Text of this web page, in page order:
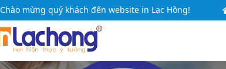
Chào mừng quý khách đến website in Lạc Hồng!